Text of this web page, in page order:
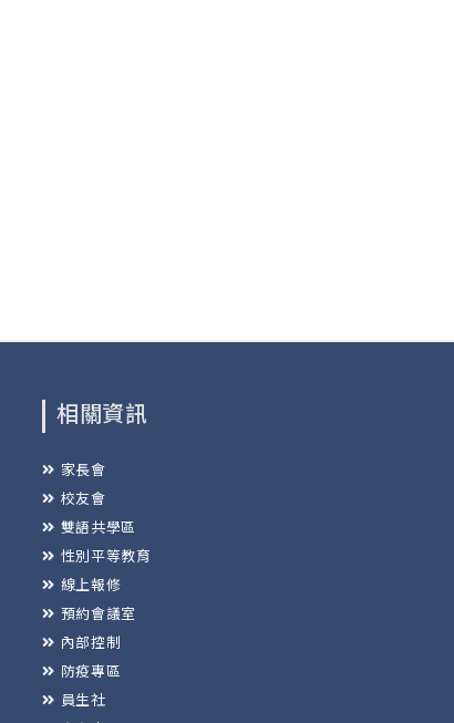
相關資訊
家長會
校友會
雙語共學區
性別平等教育
線上報修
預約會議室
內部控制
防疫專區
員生社